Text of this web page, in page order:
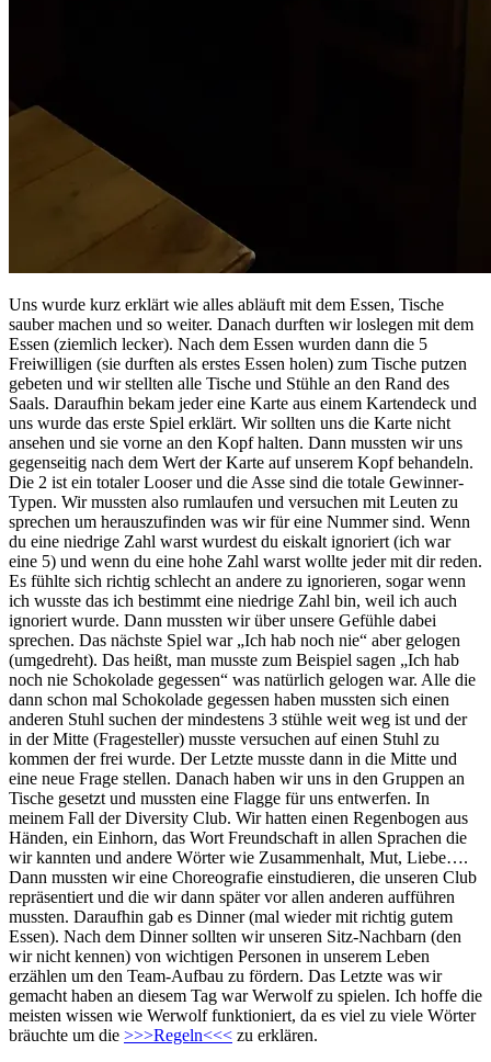
Uns wurde kurz erklärt wie alles abläuft mit dem Essen, Tische
sauber machen und so weiter. Danach durften wir loslegen mit dem
Essen (ziemlich lecker). Nach dem Essen wurden dann die 5
Freiwilligen (sie durften als erstes Essen holen) zum Tische putzen
gebeten und wir stellten alle Tische und Stühle an den Rand des
Saals. Daraufhin bekam jeder eine Karte aus einem Kartendeck und
uns wurde das erste Spiel erklärt. Wir sollten uns die Karte nicht
ansehen und sie vorne an den Kopf halten. Dann mussten wir uns
gegenseitig nach dem Wert der Karte auf unserem Kopf behandeln.
Die 2 ist ein totaler Looser und die Asse sind die totale Gewinner-
Typen. Wir mussten also rumlaufen und versuchen mit Leuten zu
sprechen um herauszufinden was wir für eine Nummer sind. Wenn
du eine niedrige Zahl warst wurdest du eiskalt ignoriert (ich war
eine 5) und wenn du eine hohe Zahl warst wollte jeder mit dir reden.
Es fühlte sich richtig schlecht an andere zu ignorieren, sogar wenn
ich wusste das ich bestimmt eine niedrige Zahl bin, weil ich auch
ignoriert wurde. Dann mussten wir über unsere Gefühle dabei
sprechen. Das nächste Spiel war „Ich hab noch nie“ aber gelogen
(umgedreht). Das heißt, man musste zum Beispiel sagen „Ich hab
noch nie Schokolade gegessen“ was natürlich gelogen war. Alle die
dann schon mal Schokolade gegessen haben mussten sich einen
anderen Stuhl suchen der mindestens 3 stühle weit weg ist und der
in der Mitte (Fragesteller) musste versuchen auf einen Stuhl zu
kommen der frei wurde. Der Letzte musste dann in die Mitte und
eine neue Frage stellen. Danach haben wir uns in den Gruppen an
Tische gesetzt und mussten eine Flagge für uns entwerfen. In
meinem Fall der Diversity Club. Wir hatten einen Regenbogen aus
Händen, ein Einhorn, das Wort Freundschaft in allen Sprachen die
wir kannten und andere Wörter wie Zusammenhalt, Mut, Liebe….
Dann mussten wir eine Choreografie einstudieren, die unseren Club
repräsentiert und die wir dann später vor allen anderen aufführen
mussten. Daraufhin gab es Dinner (mal wieder mit richtig gutem
Essen). Nach dem Dinner sollten wir unseren Sitz-Nachbarn (den
wir nicht kennen) von wichtigen Personen in unserem Leben
erzählen um den Team-Aufbau zu fördern. Das Letzte was wir
gemacht haben an diesem Tag war Werwolf zu spielen. Ich hoffe die
meisten wissen wie Werwolf funktioniert, da es viel zu viele Wörter
bräuchte um die >>>Regeln<<< zu erklären.